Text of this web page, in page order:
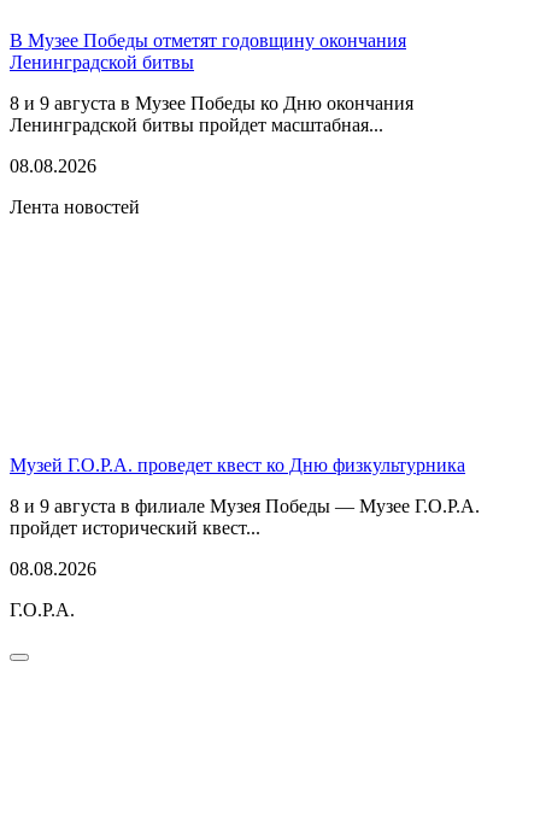
В Музее Победы отметят годовщину окончания
Ленинградской битвы
8 и 9 августа в Музее Победы ко Дню окончания
Ленинградской битвы пройдет масштабная...
08.08.2026
Лента новостей
Музей Г.О.Р.А. проведет квест ко Дню физкультурника
8 и 9 августа в филиале Музея Победы — Музее Г.О.Р.А.
пройдет исторический квест...
08.08.2026
Г.О.Р.А.